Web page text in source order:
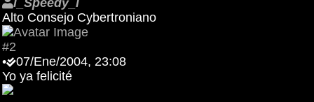
l_Speedy_l
Alto Consejo Cybertroniano
#2
•
07/Ene/2004, 23:08
Yo ya felicité